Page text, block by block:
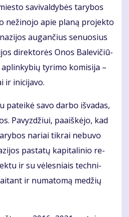
sa­vi­val­dy­bės ta­ry­bos
ne­ži­no­jo apie pla­ną pro­jek­to
au­gan­čius se­nuo­sius
di­rek­to­rės Onos Ba­le­vi­čiū­
ty­ri­mo ko­mi­si­ja –
ir ini­ci­ja­vo.
pa­tei­kė sa­vo dar­bo iš­va­das,
Pa­vyz­džiui, pa­aiš­kė­jo, kad
na­riai tik­rai ne­bu­vo
pa­sta­tų ka­pi­ta­li­nio re­
ir su vė­les­niais tech­ni­
ir nu­ma­to­mą me­džių